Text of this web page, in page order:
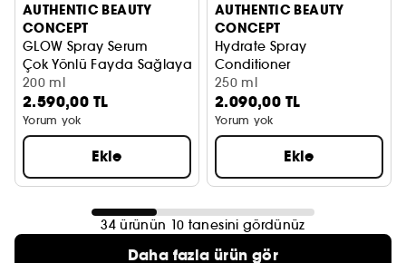
AUTHENTIC BEAUTY
CONCEPT
GLOW Spray Serum
Çok Yönlü Fayda Sağlayan ve Işıltı Artıran Sprey Serum
200 ml
2.590,00 TL
Yorum yok
Ekle
AUTHENTIC BEAUTY
CONCEPT
Hydrate Spray
Conditioner
Normal, Kuru, Kıvırcık
250 ml
2.090,00 TL
Yorum yok
Ekle
34 ürünün 10 tanesini gördünüz
Daha fazla ürün gör